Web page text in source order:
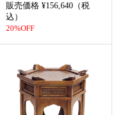
販売価格 ¥156,640（税
込）
20%OFF